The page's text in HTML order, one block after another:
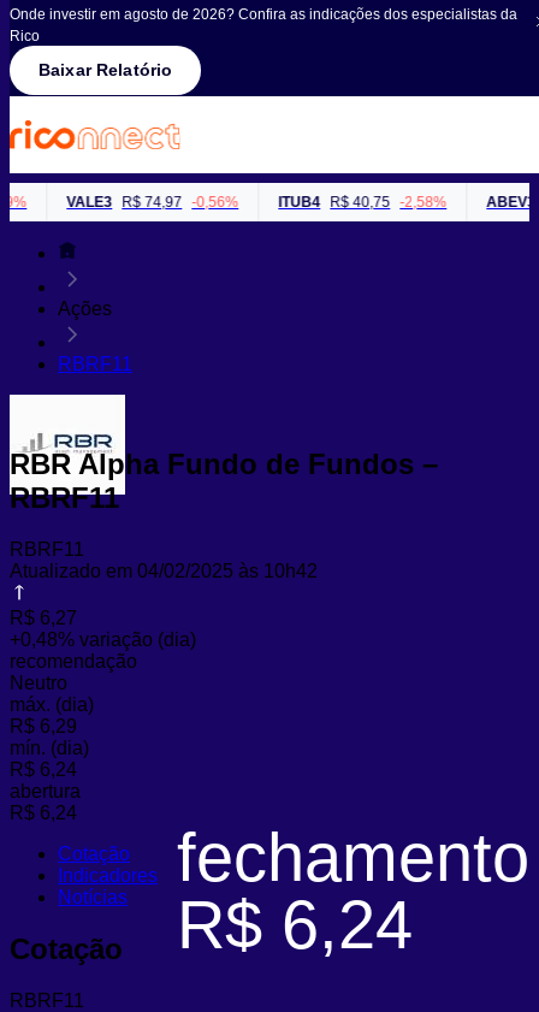
Onde investir em agosto de 2026? Confira as indicações dos especialistas da
Rico
Baixar Relatório
VALE3 R$ 74,97 -0,56% ITUB4 R$ 40,75 -2,58% ABEV3
Ações
RBRF11
RBR Alpha Fundo de Fundos –
RBRF11
RBRF11
Atualizado em 04/02/2025 às 10h42
R$ 6,27
+0,48% variação (dia)
recomendação
Neutro
máx. (dia)
R$ 6,29
mín. (dia)
R$ 6,24
abertura
R$ 6,24
fechamento
R$ 6,24
Cotação
Indicadores
Notícias
Cotação
RBRF11